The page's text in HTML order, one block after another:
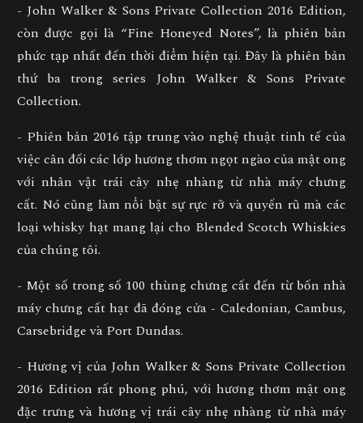
- John Walker & Sons Private Collection 2016 Edition,
còn được gọi là “Fine Honeyed Notes”, là phiên bản
phức tạp nhất đến thời điểm hiện tại. Đây là phiên bản
thứ ba trong series John Walker & Sons Private
Collection.
- Phiên bản 2016 tập trung vào nghệ thuật tinh tế của
việc cân đối các lớp hương thơm ngọt ngào của mật ong
với nhân vật trái cây nhẹ nhàng từ nhà máy chưng
cất. Nó cũng làm nổi bật sự rực rỡ và quyến rũ mà các
loại whisky hạt mang lại cho Blended Scotch Whiskies
của chúng tôi.
- Một số trong số 100 thùng chưng cất đến từ bốn nhà
máy chưng cất hạt đã đóng cửa - Caledonian, Cambus,
Carsebridge và Port Dundas.
- Hương vị của John Walker & Sons Private Collection
2016 Edition rất phong phú, với hương thơm mật ong
đặc trưng và hương vị trái cây nhẹ nhàng từ nhà máy